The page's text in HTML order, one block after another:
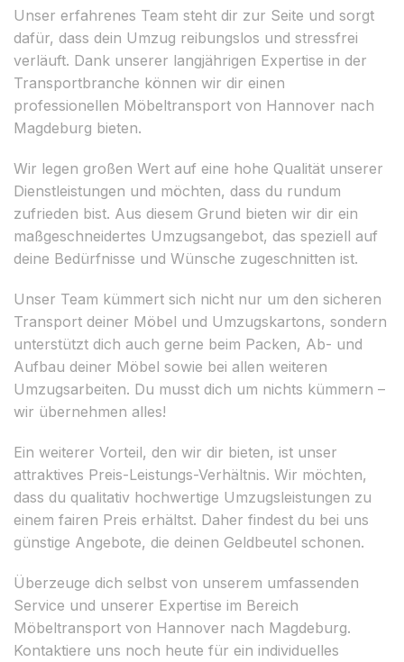
Unser erfahrenes Team steht dir zur Seite und sorgt
dafür, dass dein Umzug reibungslos und stressfrei
verläuft. Dank unserer langjährigen Expertise in der
Transportbranche können wir dir einen
professionellen Möbeltransport von Hannover nach
Magdeburg bieten.
Wir legen großen Wert auf eine hohe Qualität unserer
Dienstleistungen und möchten, dass du rundum
zufrieden bist. Aus diesem Grund bieten wir dir ein
maßgeschneidertes Umzugsangebot, das speziell auf
deine Bedürfnisse und Wünsche zugeschnitten ist.
Unser Team kümmert sich nicht nur um den sicheren
Transport deiner Möbel und Umzugskartons, sondern
unterstützt dich auch gerne beim Packen, Ab- und
Aufbau deiner Möbel sowie bei allen weiteren
Umzugsarbeiten. Du musst dich um nichts kümmern –
wir übernehmen alles!
Ein weiterer Vorteil, den wir dir bieten, ist unser
attraktives Preis-Leistungs-Verhältnis. Wir möchten,
dass du qualitativ hochwertige Umzugsleistungen zu
einem fairen Preis erhältst. Daher findest du bei uns
günstige Angebote, die deinen Geldbeutel schonen.
Überzeuge dich selbst von unserem umfassenden
Service und unserer Expertise im Bereich
Möbeltransport von Hannover nach Magdeburg.
Kontaktiere uns noch heute für ein individuelles